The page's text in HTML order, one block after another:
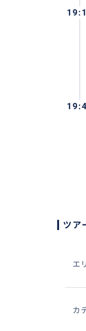
ツア
エ
カ